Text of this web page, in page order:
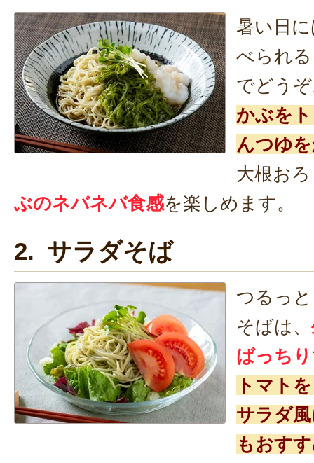
暑い日
べられる
でどう
かぶを
んつゆ
大根お
ぶのネバネバ食感を楽しめます。
2. サラダそば
つるっ
そばは、
ばっちり
トマト
サラダ
もおす